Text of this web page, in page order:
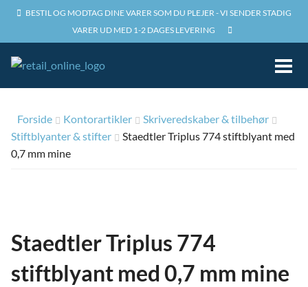
BESTIL OG MODTAG DINE VARER SOM DU PLEJER - VI SENDER STADIG
VARER UD MED 1-2 DAGES LEVERING
Om
Forside Kontorartikler
Skriveredskaber & tilbehør
Stiftblyanter & stifter
Staedtler Triplus 774 stiftblyant med
0,7 mm mine
Staedtler Triplus 774
stiftblyant med 0,7 mm mine